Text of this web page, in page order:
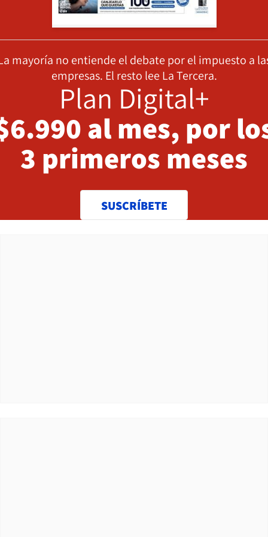
mayoría no entiende el debate por el impuesto a
empresas. El resto lee La Tercera.
Plan Digital+
al mes, por
3 primeros meses
SUSCRÍBETE